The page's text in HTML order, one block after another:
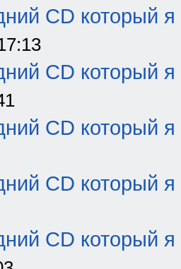
CD который я
CD который я
CD который я
CD который я
CD который я